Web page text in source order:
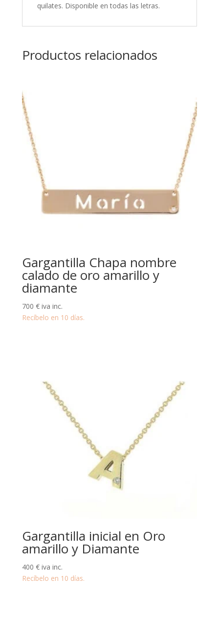
quilates. Disponible en todas las letras.
Productos relacionados
Gargantilla Chapa nombre
calado de oro amarillo y
diamante
700 € iva inc.
Recíbelo en 10 días.
Gargantilla inicial en Oro
amarillo y Diamante
400 € iva inc.
Recíbelo en 10 días.